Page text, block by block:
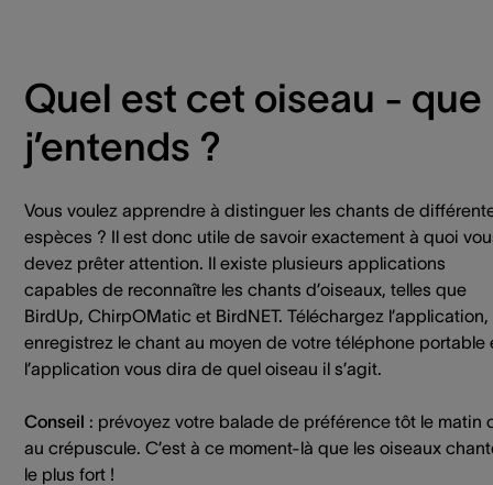
Quel est cet oiseau - que
j’entends ?
Vous voulez apprendre à distinguer les chants de
espèces ? Il est donc utile de savoir exactement à quoi
devez prêter attention. Il existe plusieurs applications
capables de reconnaître les chants d’oiseaux, telles que
BirdUp, ChirpOMatic et BirdNET. Téléchargez l’application,
enregistrez le chant au moyen de votre téléphone portable
l’application vous dira de quel oiseau il s’agit.
Conseil : prévoyez votre balade de préférence tôt le matin
au crépuscule. C’est à ce moment-là que les oiseaux
le plus fort !